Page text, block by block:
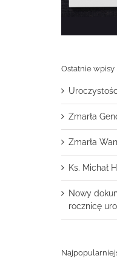
Ostatnie wpisy
Zmarła
Zmarła
Ks. Michał
Nowy
rocznicę